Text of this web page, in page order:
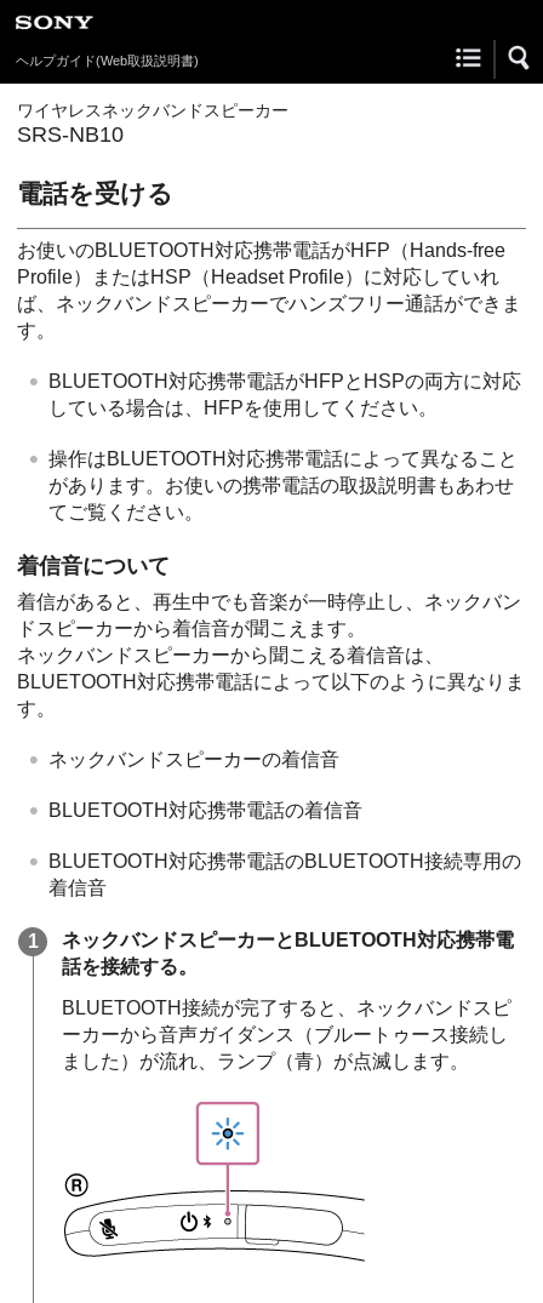
ヘルプガイド(Web取扱説明書)
ワイヤレスネックバンドスピーカー
SRS-NB10
電話を受ける
お使いのBLUETOOTH対応携帯電話がHFP（Hands-free
Profile）またはHSP（Headset Profile）に対応していれ
ば、ネックバンドスピーカーでハンズフリー通話ができま
す。
BLUETOOTH対応携帯電話がHFPとHSPの両方に対応
している場合は、HFPを使用してください。
操作はBLUETOOTH対応携帯電話によって異なること
があります。お使いの携帯電話の取扱説明書もあわせ
てご覧ください。
着信音について
着信があると、再生中でも音楽が一時停止し、ネックバン
ドスピーカーから着信音が聞こえます。
ネックバンドスピーカーから聞こえる着信音は、
BLUETOOTH対応携帯電話によって以下のように異なりま
す。
ネックバンドスピーカーの着信音
BLUETOOTH対応携帯電話の着信音
BLUETOOTH対応携帯電話のBLUETOOTH接続専用の
着信音
ネックバンドスピーカーとBLUETOOTH対応携帯電
話を接続する。
BLUETOOTH接続が完了すると、ネックバンドスピ
ーカーから⾳声ガイダンス（ブルートゥース接続し
ました）が流れ、ランプ（青）が点滅します。